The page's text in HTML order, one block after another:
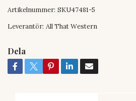
Artikelnummer: SKU47481-5
Leverantör: All That Western
Dela